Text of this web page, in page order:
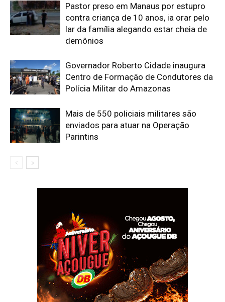
Pastor preso em Manaus por estupro
contra criança de 10 anos, ia orar pelo
lar da família alegando estar cheia de
demônios
Governador Roberto Cidade inaugura
Centro de Formação de Condutores da
Polícia Militar do Amazonas
Mais de 550 policiais militares são
enviados para atuar na Operação
Parintins